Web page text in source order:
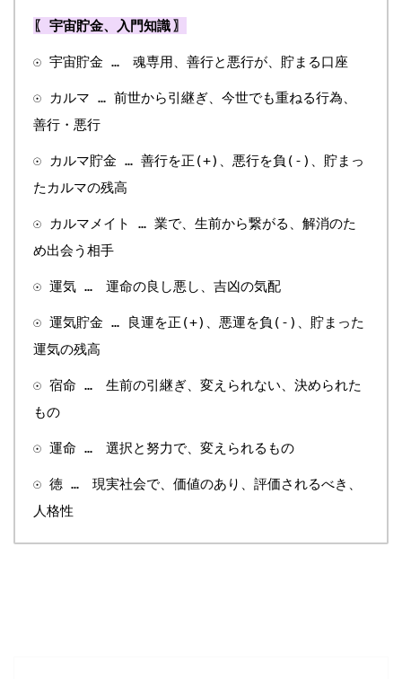
〖 宇宙貯金、入門知識 〗
☉ 宇宙貯金 … 魂専用、善行と悪行が、貯まる口座
☉ カルマ … 前世から引継ぎ、今世でも重ねる行為、
善行・悪行
☉ カルマ貯金 … 善行を正(+)、悪行を負(-)、貯まっ
たカルマの残高
☉ カルマメイト … 業で、生前から繋がる、解消のた
め出会う相手
☉ 運気 … 運命の良し悪し、吉凶の気配
☉ 運気貯金 … 良運を正(+)、悪運を負(-)、貯まった
運気の残高
☉ 宿命 … 生前の引継ぎ、変えられない、決められた
もの
☉ 運命 … 選択と努力で、変えられるもの
☉ 徳 … 現実社会で、価値のあり、評価されるべき、
人格性